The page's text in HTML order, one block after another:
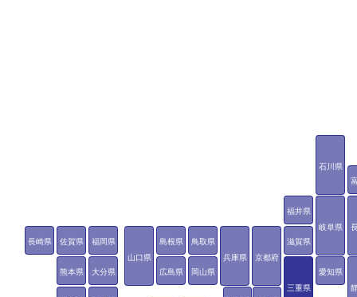
石川県
福井県
岐阜県
愛知県
三重県
滋賀県
京都府
兵庫県
鳥取県
島根県
岡山県
広島県
山口県
福岡県
佐賀県
長崎県
熊本県 大分県